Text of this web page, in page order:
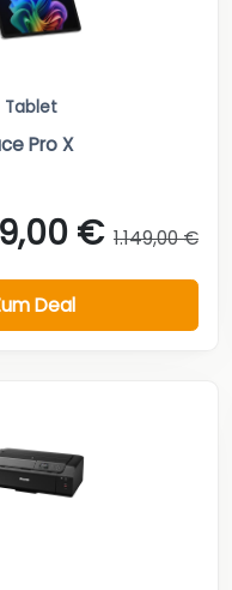
Tablet
Pro X
€ 1.149,00 €
Deal